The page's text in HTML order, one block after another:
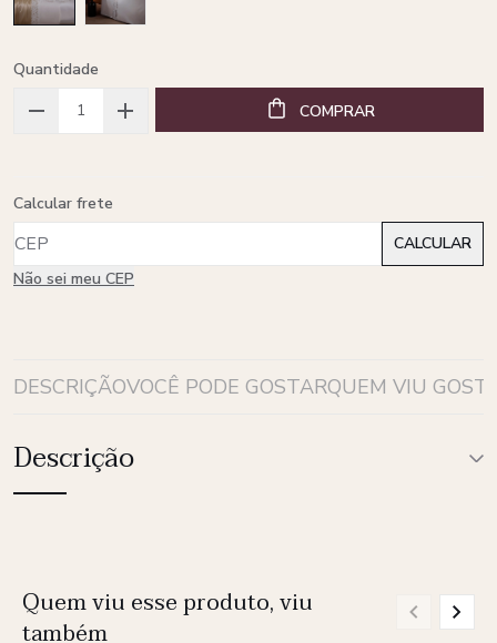
Quantidade
COMPRAR
Calcular frete
Não sei meu CEP
DESCRIÇÃOVOCÊ PODE GOSTARQUEM VIU
Descrição
Quem viu esse produto, viu
também